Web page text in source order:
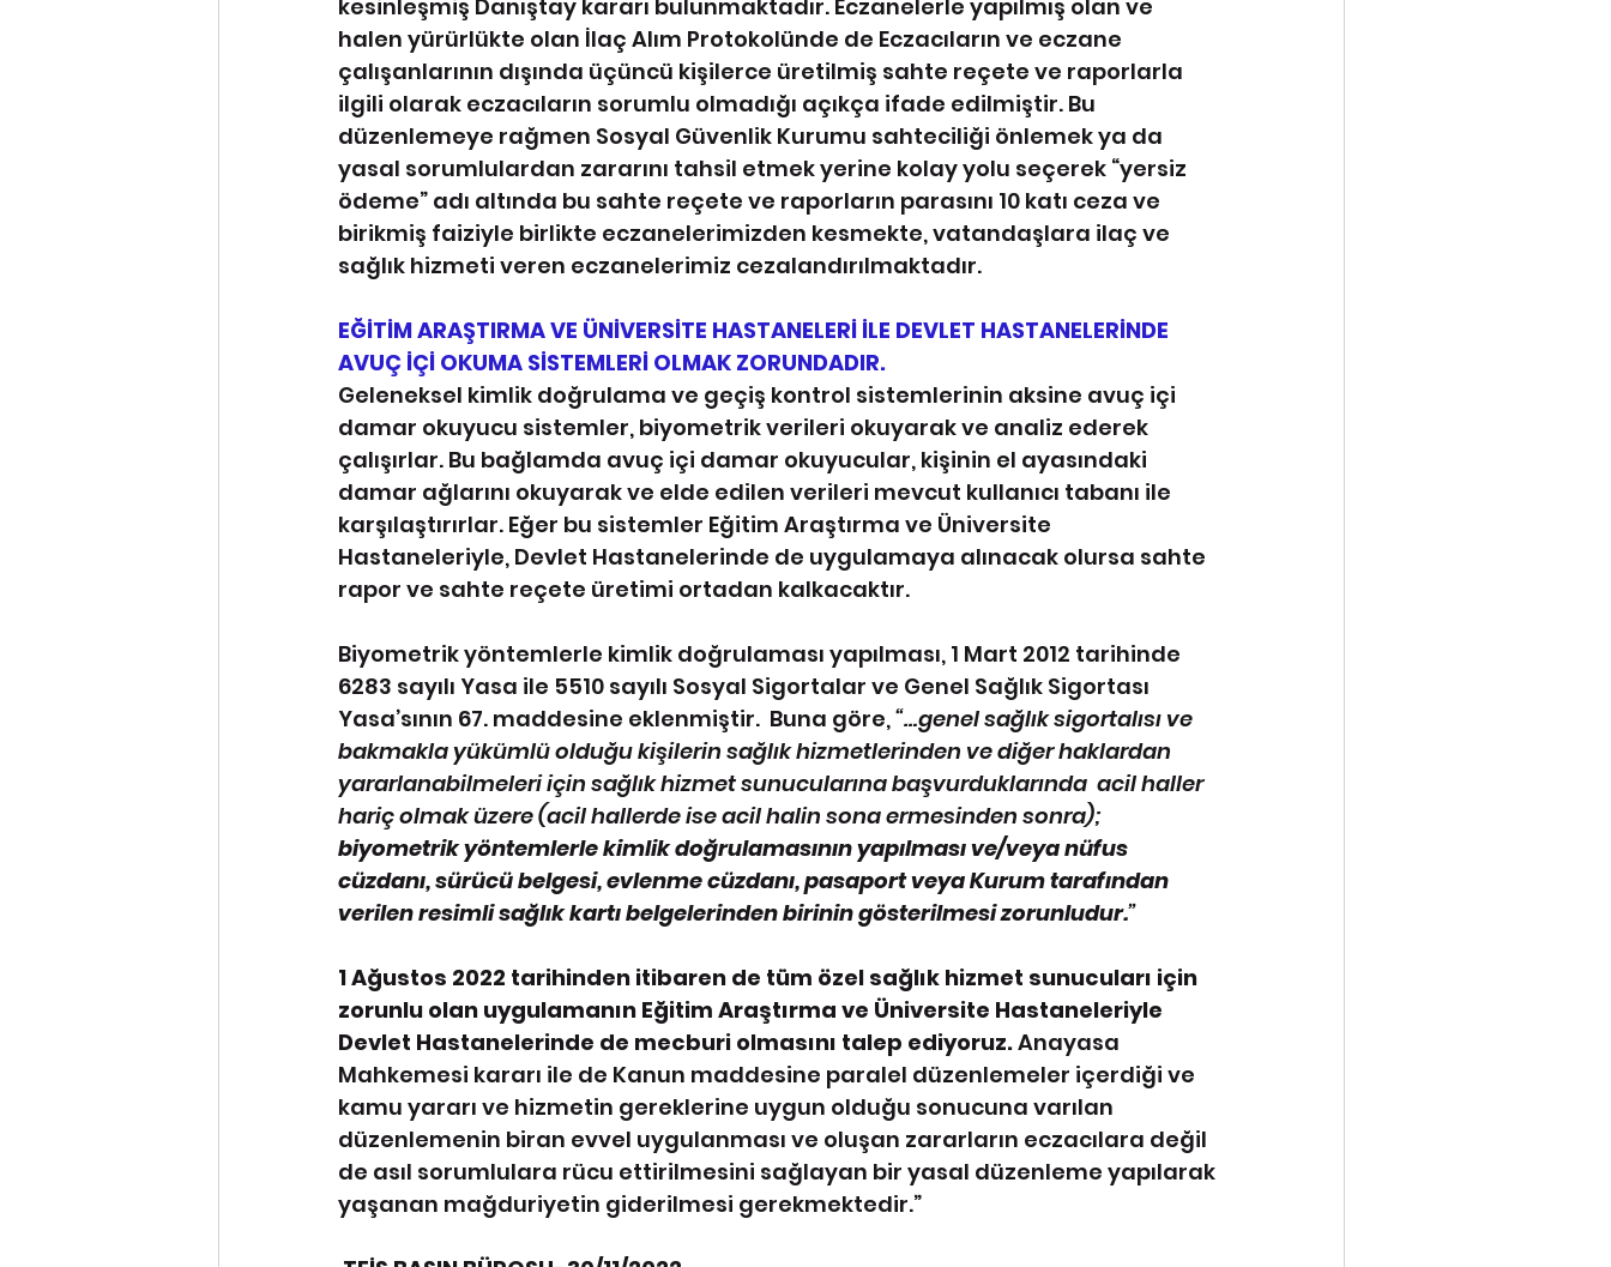
kesinleşmiş Danıştay kararı bulunmaktadır. Eczanelerle yapılmış olan ve
halen yürürlükte olan İlaç Alım Protokolünde de Eczacıların ve eczane
çalışanlarının dışında üçüncü kişilerce üretilmiş sahte reçete ve raporlarla
ilgili olarak eczacıların sorumlu olmadığı açıkça ifade edilmiştir. Bu
düzenlemeye rağmen Sosyal Güvenlik Kurumu sahteciliği önlemek ya da
yasal sorumlulardan zararını tahsil etmek yerine kolay yolu seçerek “yersiz
ödeme” adı altında bu sahte reçete ve raporların parasını 10 katı ceza ve
birikmiş faiziyle birlikte eczanelerimizden kesmekte, vatandaşlara ilaç ve
sağlık hizmeti veren eczanelerimiz cezalandırılmaktadır.
EĞİTİM ARAŞTIRMA VE ÜNİVERSİTE HASTANELERİ İLE DEVLET HASTANELERİNDE
AVUÇ İÇİ OKUMA SİSTEMLERİ OLMAK ZORUNDADIR.
Geleneksel kimlik doğrulama ve geçiş kontrol sistemlerinin aksine avuç içi
damar okuyucu sistemler, biyometrik verileri okuyarak ve analiz ederek
çalışırlar. Bu bağlamda avuç içi damar okuyucular, kişinin el ayasındaki
damar ağlarını okuyarak ve elde edilen verileri mevcut kullanıcı tabanı ile
karşılaştırırlar. Eğer bu sistemler Eğitim Araştırma ve Üniversite
Hastaneleriyle, Devlet Hastanelerinde de uygulamaya alınacak olursa sahte
rapor ve sahte reçete üretimi ortadan kalkacaktır.
Biyometrik yöntemlerle kimlik doğrulaması yapılması, 1 Mart 2012 tarihinde
6283 sayılı Yasa ile 5510 sayılı Sosyal Sigortalar ve Genel Sağlık Sigortası
Yasa’sının 67. maddesine eklenmiştir.  Buna göre, “…genel sağlık sigortalısı ve
bakmakla yükümlü olduğu kişilerin sağlık hizmetlerinden ve diğer haklardan
yararlanabilmeleri için sağlık hizmet sunucularına başvurduklarında  acil haller
hariç olmak üzere (acil hallerde ise acil halin sona ermesinden sonra);
biyometrik yöntemlerle kimlik doğrulamasının yapılması ve/veya nüfus
cüzdanı, sürücü belgesi, evlenme cüzdanı, pasaport veya Kurum tarafından
verilen resimli sağlık kartı belgelerinden birinin gösterilmesi zorunludur.”
1 Ağustos 2022 tarihinden itibaren de tüm özel sağlık hizmet sunucuları için
zorunlu olan uygulamanın Eğitim Araştırma ve Üniversite Hastaneleriyle
Devlet Hastanelerinde de mecburi olmasını talep ediyoruz. Anayasa
Mahkemesi kararı ile de Kanun maddesine paralel düzenlemeler içerdiği ve
kamu yararı ve hizmetin gereklerine uygun olduğu sonucuna varılan
düzenlemenin biran evvel uygulanması ve oluşan zararların eczacılara değil
de asıl sorumlulara rücu ettirilmesini sağlayan bir yasal düzenleme yapılarak
yaşanan mağduriyetin giderilmesi gerekmektedir.”